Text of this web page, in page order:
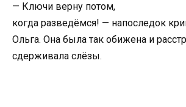
— Ключи верну потом,
когда разведёмся! — напоследок
Ольга. Она была так обижена и
сдерживала слёзы.